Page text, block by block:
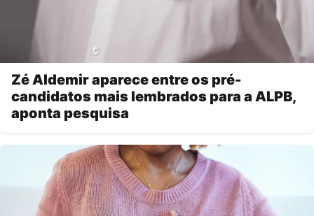
Zé Aldemir aparece entre os pré-
candidatos mais lembrados para a ALPB,
aponta pesquisa